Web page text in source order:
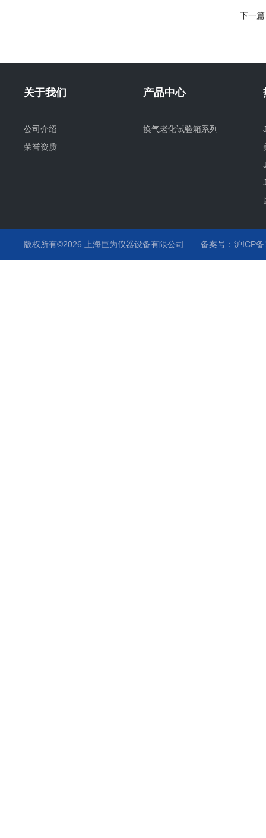
下一
关于我们
公司介绍
荣誉资质
产品中心
换气老化试验箱系列
版权所有©2026 上海巨为仪器设备有限公司 备案号：沪ICP